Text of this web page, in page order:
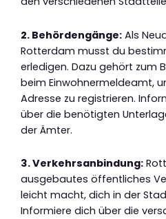
2. Behördengänge: Als
Rotterdam musst du
erledigen. Dazu gehört zum
beim Einwohnermeldeamt,
Adresse zu registrieren.
über die benötigten
der Ämter.
3. Verkehrsanbindung:
ausgebautes öffentliches
leicht macht, dich in der
Informiere dich über die